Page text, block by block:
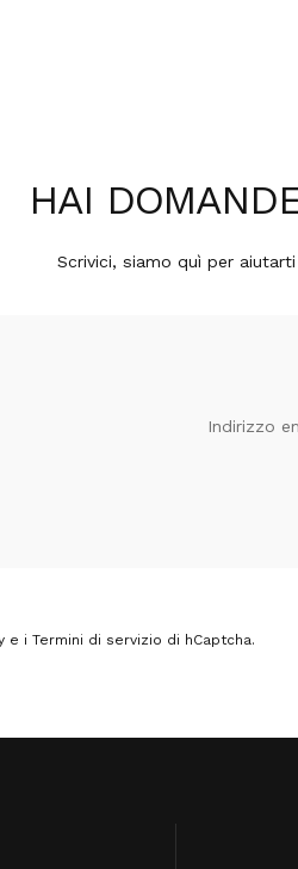
HAI
Scrivici, siamo quì per aiutarti
Indirizzo
e i Termini di servizio di hCaptcha.